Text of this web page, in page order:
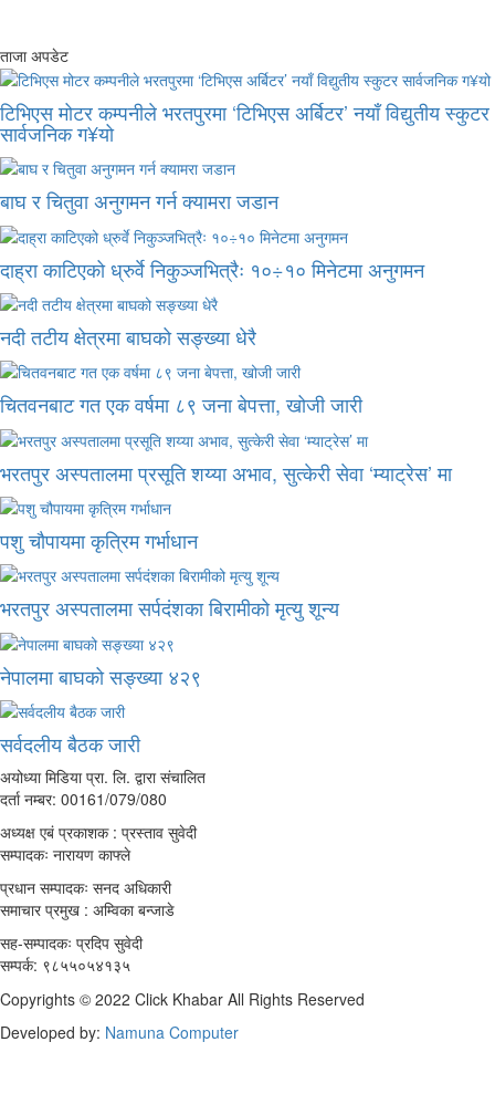
ताजा अपडेट
टिभिएस मोटर कम्पनीले भरतपुरमा ‘टिभिएस अर्बिटर’ नयाँ विद्युतीय स्कुटर
सार्वजनिक ग¥यो
बाघ र चितुवा अनुगमन गर्न क्यामरा जडान
दाह्रा काटिएको ध्रुर्वे निकुञ्जभित्रैः १०÷१० मिनेटमा अनुगमन
नदी तटीय क्षेत्रमा बाघको सङ्ख्या धेरै
चितवनबाट गत एक वर्षमा ८९ जना बेपत्ता, खोजी जारी
भरतपुर अस्पतालमा प्रसूति शय्या अभाव, सुत्केरी सेवा ‘म्याट्रेस’ मा
पशु चौपायमा कृत्रिम गर्भाधान
भरतपुर अस्पतालमा सर्पदंशका बिरामीको मृत्यु शून्य
नेपालमा बाघको सङ्ख्या ४२९
सर्वदलीय बैठक जारी
अयोध्या मिडिया प्रा. लि. द्वारा संचालित
दर्ता नम्बर: 00161/079/080
अध्यक्ष एबं प्रकाशक : प्रस्ताव सुवेदी
सम्पादकः नारायण काफ्ले
प्रधान सम्पादकः सनद अधिकारी
समाचार प्रमुख : अम्विका बन्जाडे
सह-सम्पादकः प्रदिप सुवेदी
सम्पर्क: ९८५५०५४१३५
Copyrights © 2022 Click Khabar All Rights Reserved
Developed by: Namuna Computer